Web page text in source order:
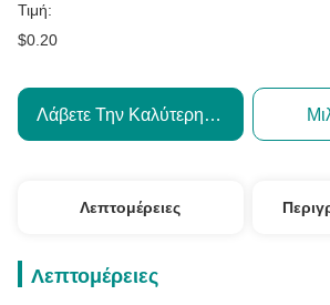
Τιμή:
$0.20
Λάβετε Την Καλύτερη Τιμή
Λεπτομέρειες
Λεπτομέρειες